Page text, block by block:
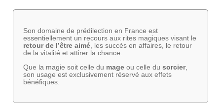
Son domaine de prédilection en France est
essentiellement un recours aux rites magiques visant le
retour de l’être aimé, les succès en affaires, le retour
de la vitalité et attirer la chance.
Que la magie soit celle du mageou celle du sorcier,
son usage est exclusivement réservé aux effets
bénéfiques.